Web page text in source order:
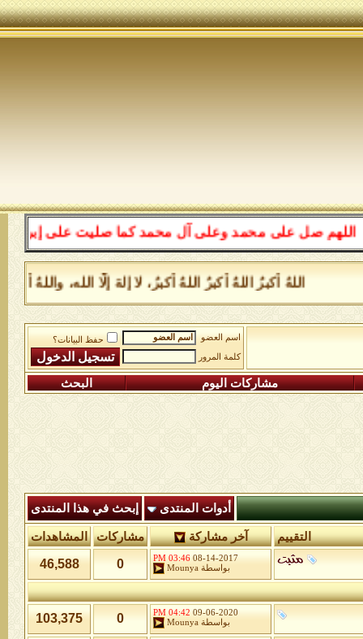
صل على محمد وعلى آل محمد كما صليت على إبراهيم
اللهُ أكبرُ اللهُ أكبرُ اللهُ أكبرُ، لا إلهَ إلَّا الله،
اسم العضو
حفظ البيانات؟
كلمة المرور
مشاركات اليوم البحث
أدوات المنتدى إبحث في هذا المنتدى
التقييم آخر مشاركة مشاركات المشاهدات
08-14-2017
03:46 PM
بواسطة Mounya
0
46,588
09-06-2020
04:42 PM
بواسطة Mounya
0
103,375